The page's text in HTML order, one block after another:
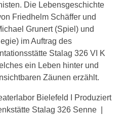
Die Lebensgeschichte
Friedhelm Schäffer und
Grunert (Spiel) und
im Auftrag des
Stalag 326 VI K
ein Leben hinter und
Zäunen erzählt.
Bielefeld I Produziert
Stalag 326 Senne |